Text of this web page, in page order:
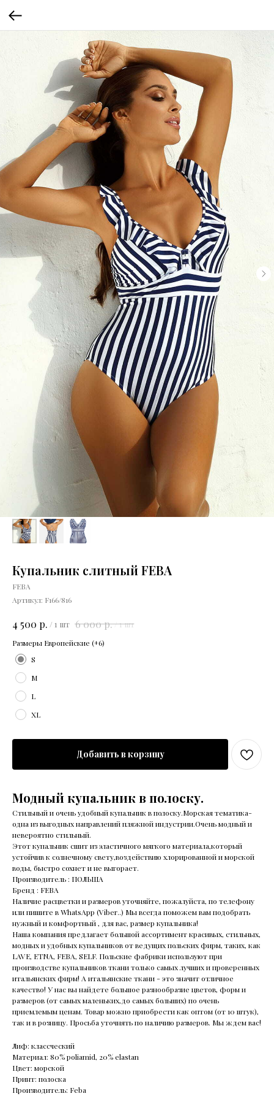
Купальник слитный FEBA
FEBA
Артикул: F166/816
4 500 р. / 1 шт 6 000р./1 шт
Размеры Европейские (+6)
S
M
L
XL
Добавить в корзину
Модный купальник в полоску.
Стильный и очень удобный купальник в полоску.Морская тематика-
одна из выгодных направлений пляжной индустрии.Очень модный и
невероятно стильный.
Этот купальник сшит из эластичного мягкого материала,который
устойчив к солнечному свету,воздействию хлорированной и морской
воды, быстро сохнет и не выгорает.
Производитель : ПОЛЬША
Бренд : FEBA
Наличие расцветки и размеров уточняйте, пожалуйста, по телефону
или пишите в WhatsApp (Viber..) Мы всегда поможем вам подобрать
нужный и комфортный , для вас, размер купальника!
Наша компания предлагает большой ассортимент красивых, стильных,
модных и удобных купальников от ведущих польских фирм, таких, как
LAVE, ETNA, FEBA, SELF. Польские фабрики используют при
производстве купальников ткани только самых лучших и проверенных
итальянских фирм! А итальянские ткани - это значит отличное
качество! У нас вы найдете большое разнообразие цветов, форм и
размеров (от самых маленьких,до самых больших) по очень
приемлемым ценам. Товар можно приобрести как оптом (от 10 штук),
так и в розницу. Просьба уточнять по наличию размеров. Мы ждем вас!
Лиф: классческий
Материал: 80% poliamid, 20% elastan
Цвет: морской
Принт: полоска
Производитель: Feba